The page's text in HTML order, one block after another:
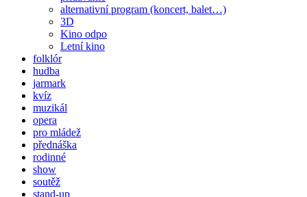
alternativní program (koncert, balet…)
3D
Kino odpo
Letní kino
folklór
hudba
jarmark
kvíz
muzikál
opera
pro mládež
přednáška
rodinné
show
soutěž
stand-up